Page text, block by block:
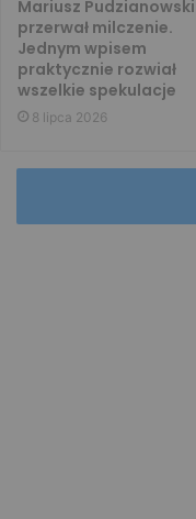
Mariusz Pudzianowski
przerwał milczenie.
Jednym wpisem
praktycznie rozwiał
wszelkie spekulacje
8 lipca 2026